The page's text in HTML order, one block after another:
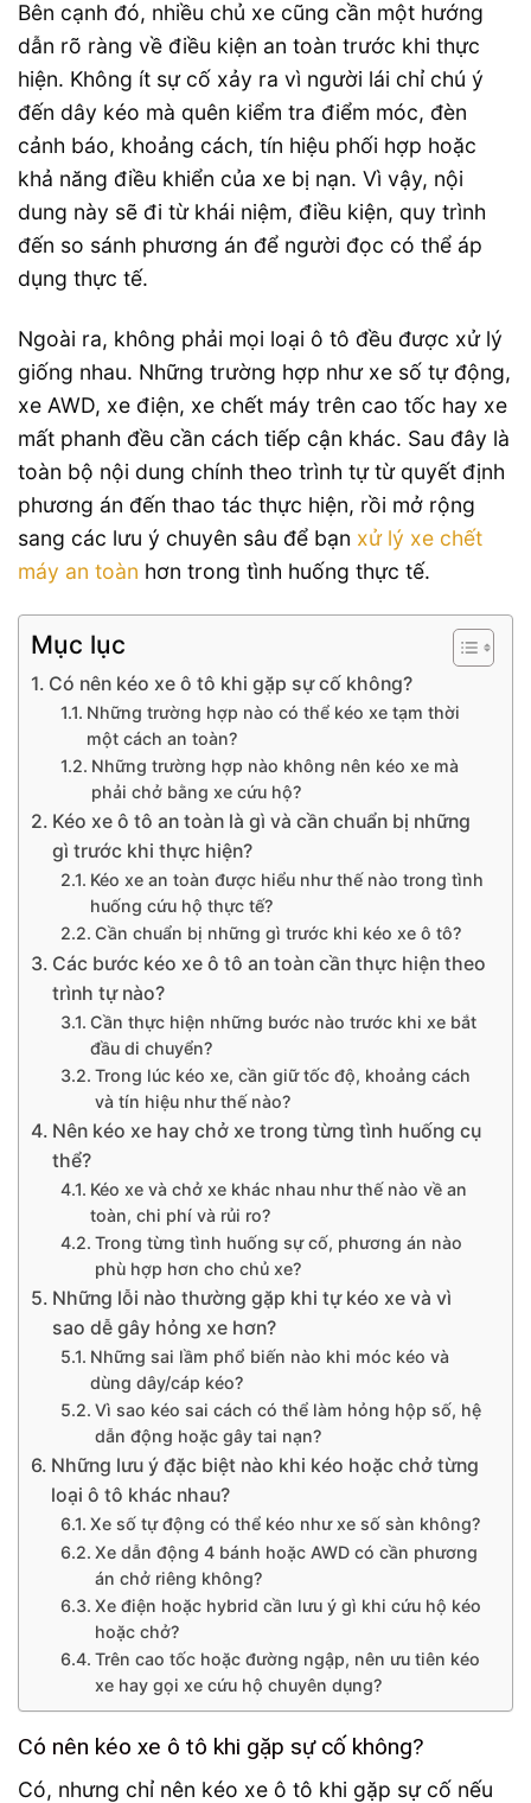
Bên cạnh đó, nhiều chủ xe cũng cần một hướng
dẫn rõ ràng về điều kiện an toàn trước khi thực
hiện. Không ít sự cố xảy ra vì người lái chỉ chú ý
đến dây kéo mà quên kiểm tra điểm móc, đèn
cảnh báo, khoảng cách, tín hiệu phối hợp hoặc
khả năng điều khiển của xe bị nạn. Vì vậy, nội
dung này sẽ đi từ khái niệm, điều kiện, quy trình
đến so sánh phương án để người đọc có thể áp
dụng thực tế.
Ngoài ra, không phải mọi loại ô tô đều được xử lý
giống nhau. Những trường hợp như xe số tự động,
xe AWD, xe điện, xe chết máy trên cao tốc hay xe
mất phanh đều cần cách tiếp cận khác. Sau đây là
toàn bộ nội dung chính theo trình tự từ quyết định
phương án đến thao tác thực hiện, rồi mở rộng
sang các lưu ý chuyên sâu để bạn xử lý xe chết
máy an toàn hơn trong tình huống thực tế.
Mục lục
Có nên kéo xe ô tô khi gặp sự cố không?
Những trường hợp nào có thể kéo xe tạm thời
một cách an toàn?
Những trường hợp nào không nên kéo xe mà
phải chở bằng xe cứu hộ?
Kéo xe ô tô an toàn là gì và cần chuẩn bị những
gì trước khi thực hiện?
Kéo xe an toàn được hiểu như thế nào trong tình
huống cứu hộ thực tế?
Cần chuẩn bị những gì trước khi kéo xe ô tô?
Các bước kéo xe ô tô an toàn cần thực hiện theo
trình tự nào?
Cần thực hiện những bước nào trước khi xe bắt
đầu di chuyển?
Trong lúc kéo xe, cần giữ tốc độ, khoảng cách
và tín hiệu như thế nào?
Nên kéo xe hay chở xe trong từng tình huống cụ
thể?
Kéo xe và chở xe khác nhau như thế nào về an
toàn, chi phí và rủi ro?
Trong từng tình huống sự cố, phương án nào
phù hợp hơn cho chủ xe?
Những lỗi nào thường gặp khi tự kéo xe và vì
sao dễ gây hỏng xe hơn?
Những sai lầm phổ biến nào khi móc kéo và
dùng dây/cáp kéo?
Vì sao kéo sai cách có thể làm hỏng hộp số, hệ
dẫn động hoặc gây tai nạn?
Những lưu ý đặc biệt nào khi kéo hoặc chở từng
loại ô tô khác nhau?
Xe số tự động có thể kéo như xe số sàn không?
Xe dẫn động 4 bánh hoặc AWD có cần phương
án chở riêng không?
Xe điện hoặc hybrid cần lưu ý gì khi cứu hộ kéo
hoặc chở?
Trên cao tốc hoặc đường ngập, nên ưu tiên kéo
xe hay gọi xe cứu hộ chuyên dụng?
Có nên kéo xe ô tô khi gặp sự cố không?
Có, nhưng chỉ nên kéo xe ô tô khi gặp sự cố nếu